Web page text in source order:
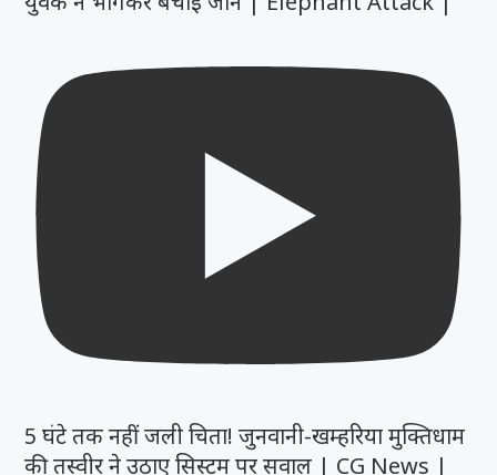
5 घंटे तक नहीं जली चिता! जुनवानी-खम्हरिया मुक्तिधाम
की तस्वीर ने उठाए सिस्टम पर सवाल | CG News |